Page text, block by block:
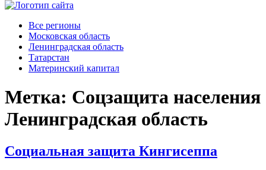
Все регионы
Московская область
Ленинградская область
Татарстан
Материнский капитал
Метка: Соцзащита населения
Ленинградская область
Социальная защита Кингисеппа